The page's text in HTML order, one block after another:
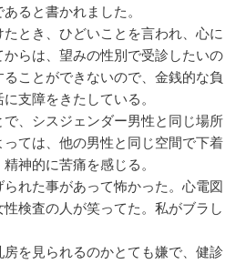
ると書かれました。
とき、ひどいことを言われ、心に
らは、望みの性別で受診したいの
ことができないので、金銭的な負
支障をきたしている。
、シスジェンダー男性と同じ場所
ては、他の男性と同じ空間で下着
神的に苦痛を感じる。
れた事があって怖かった。心電図
検査の人が笑ってた。私がブラし
を見られるのかとても嫌で、健診